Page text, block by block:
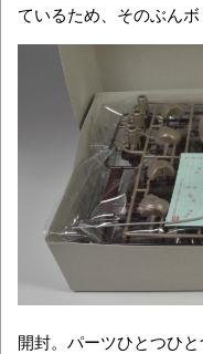
ているため、そのぶんボ
開封。パーツひとつひと